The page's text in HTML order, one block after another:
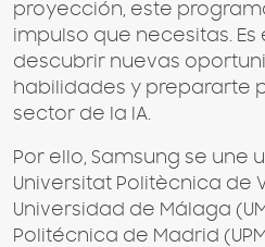
proyección, este
impulso que necesitas.
descubrir nuevas
habilidades y prepararte
sector de la IA.
Por ello, Samsung se une
Universitat Politècnica de
Universidad de Málaga
Politécnica de Madrid